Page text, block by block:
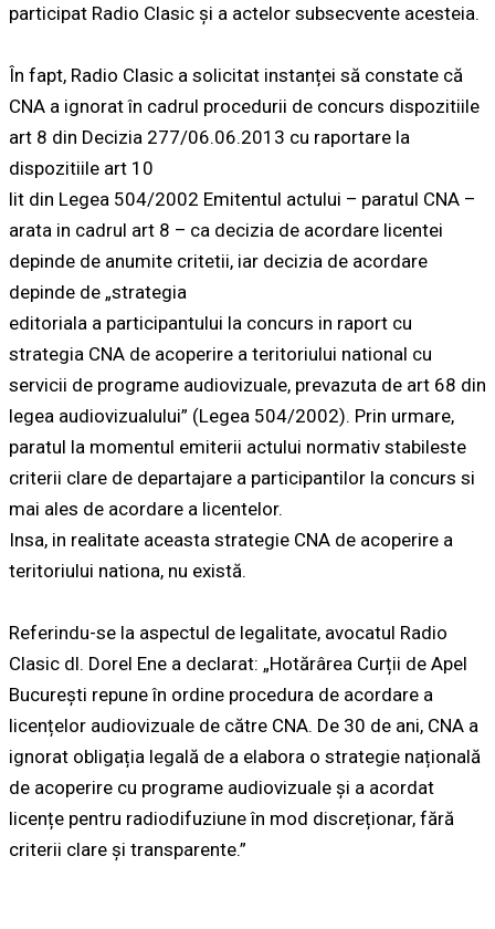
participat Radio Clasic şi a actelor subsecvente acesteia.
În fapt, Radio Clasic a solicitat instanței să constate că
CNA a ignorat în cadrul procedurii de concurs dispozitiile
art 8 din Decizia 277/06.06.2013 cu raportare la
dispozitiile art 10
lit din Legea 504/2002 Emitentul actului – paratul CNA –
arata in cadrul art 8 – ca decizia de acordare licentei
depinde de anumite critetii, iar decizia de acordare
depinde de „strategia
editoriala a participantului la concurs in raport cu
strategia CNA de acoperire a teritoriului national cu
servicii de programe audiovizuale, prevazuta de art 68 din
legea audiovizualului” (Legea 504/2002). Prin urmare,
paratul la momentul emiterii actului normativ stabileste
criterii clare de departajare a participantilor la concurs si
mai ales de acordare a licentelor.
Insa, in realitate aceasta strategie CNA de acoperire a
teritoriului nationa, nu există.
Referindu-se la aspectul de legalitate, avocatul Radio
Clasic dl. Dorel Ene a declarat: „Hotărârea Curții de Apel
București repune în ordine procedura de acordare a
licențelor audiovizuale de către CNA. De 30 de ani, CNA a
ignorat obligația legală de a elabora o strategie națională
de acoperire cu programe audiovizuale și a acordat
licențe pentru radiodifuziune în mod discreționar, fără
criterii clare și transparente.”